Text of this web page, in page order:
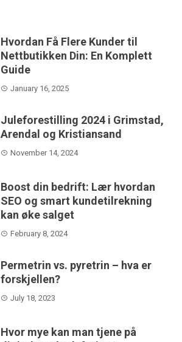
Hvordan Få Flere Kunder til
Nettbutikken Din: En Komplett
Guide
January 16, 2025
Juleforestilling 2024 i Grimstad,
Arendal og Kristiansand
November 14, 2024
Boost din bedrift: Lær hvordan
SEO og smart kundetilrekning
kan øke salget
February 8, 2024
Permetrin vs. pyretrin – hva er
forskjellen?
July 18, 2023
Hvor mye kan man tjene på